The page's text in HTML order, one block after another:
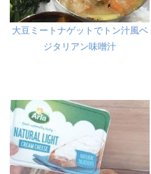
大豆ミートナゲットでトン汁風ベ
ジタリアン味噌汁